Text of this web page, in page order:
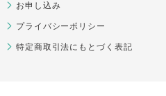
お申し込み
プライバシーポリシー
特定商取引法にもとづく表記